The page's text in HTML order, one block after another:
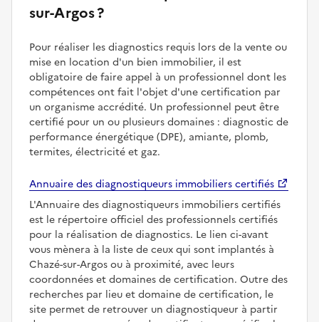
sur-Argos ?
Pour réaliser les diagnostics requis lors de la vente ou
mise en location d'un bien immobilier, il est
obligatoire de faire appel à un professionnel dont les
compétences ont fait l'objet d'une certification par
un organisme accrédité. Un professionnel peut être
certifié pour un ou plusieurs domaines : diagnostic de
performance énergétique (DPE), amiante, plomb,
termites, électricité et gaz.
Annuaire des diagnostiqueurs immobiliers certifiés
L'Annuaire des diagnostiqueurs immobiliers certifiés
est le répertoire officiel des professionnels certifiés
pour la réalisation de diagnostics. Le lien ci-avant
vous mènera à la liste de ceux qui sont implantés à
Chazé-sur-Argos ou à proximité, avec leurs
coordonnées et domaines de certification. Outre des
recherches par lieu et domaine de certification, le
site permet de retrouver un diagnostiqueur à partir